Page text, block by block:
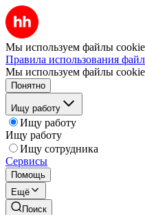
Мы используем файлы cookie,
Правила использования
Мы используем файлы
Понятно
Ищу работу
Ищу работу
Ищу работу
Ищу сотрудника
Сервисы
Помощь
Ещё
Поиск